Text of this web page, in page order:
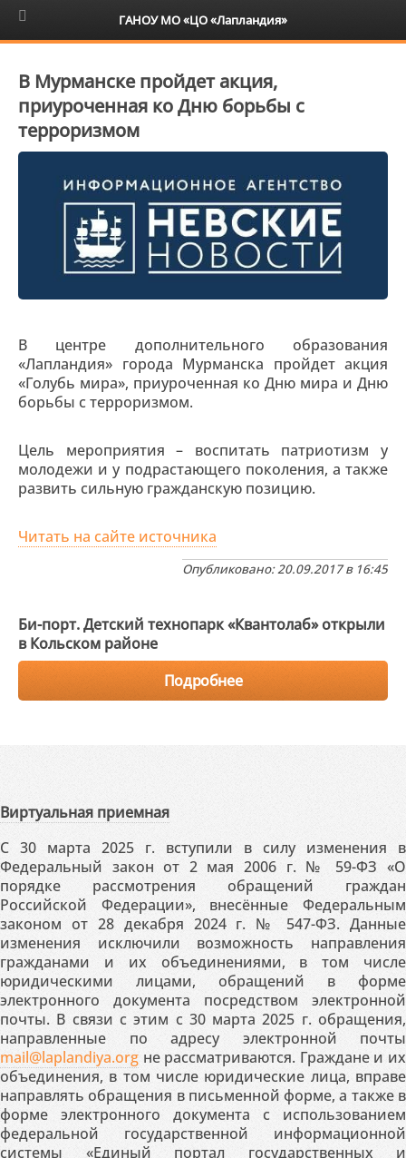
6+
В Мурманске пройдет акция,
приуроченная ко Дню борьбы с
терроризмом
В центре дополнительного образования
«Лапландия» города Мурманска пройдет акция
«Голубь мира», приуроченная ко Дню мира и Дню
борьбы с терроризмом.
Цель мероприятия – воспитать патриотизм у
молодежи и у подрастающего поколения, а также
развить сильную гражданскую позицию.
Читать на сайте источника
Опубликовано: 20.09.2017 в 16:45
Би-порт. Детский технопарк «Квантолаб» открыли
в Кольском районе
Подробнее
Виртуальная приемная
С 30 марта 2025 г. вступили в силу изменения в
Федеральный закон от 2 мая 2006 г. № 59-ФЗ «О
порядке рассмотрения обращений граждан
Российской Федерации», внесённые Федеральным
законом от 28 декабря 2024 г. № 547-ФЗ. Данные
изменения исключили возможность направления
гражданами и их объединениями, в том числе
юридическими лицами, обращений в форме
электронного документа посредством электронной
почты. В связи с этим с 30 марта 2025 г. обращения,
направленные по адресу электронной почты
mail@laplandiya.org не рассматриваются. Граждане и их
объединения, в том числе юридические лица, вправе
направлять обращения в письменной форме, а также в
форме электронного документа с использованием
федеральной государственной информационной
системы «Единый портал государственных и
ГАНОУ МО «ЦО «Лапландия»